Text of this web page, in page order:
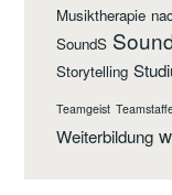
Musiktherapie
SoundS
Storytelling
Teamgeist
Weiterbildung